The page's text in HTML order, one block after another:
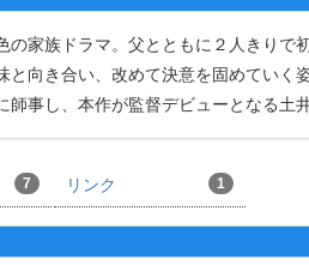
家族ドラマ。父とともに２人きりで
向き合い、改めて決意を固めていく
事し、本作が監督デビューとなる土井
7 リンク 1